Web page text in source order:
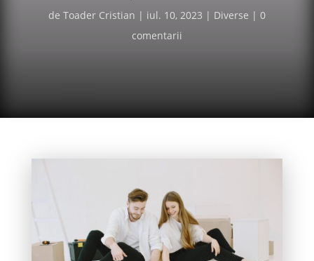
de Toader Cristian iul. 10, 2023 Diverse
0
comentarii